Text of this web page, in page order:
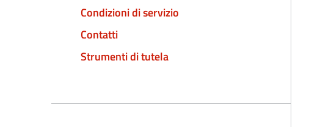
Condizioni di servizio
Contatti
Strumenti di tutela